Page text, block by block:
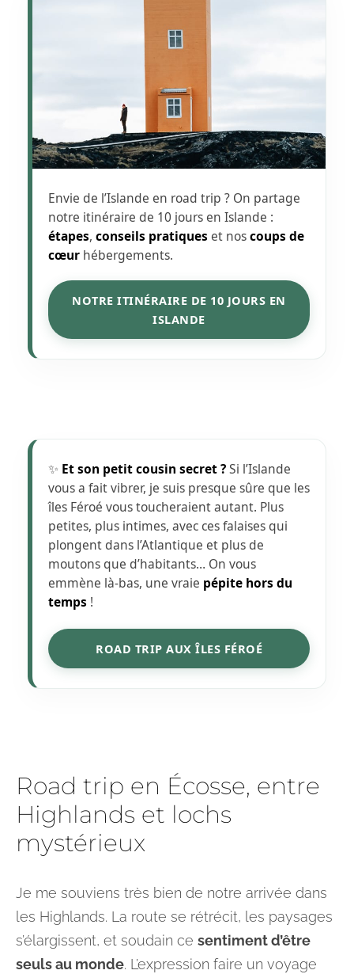
Envie de l’Islande en road trip ? On partage
notre itinéraire de 10 jours en Islande :
étapes, conseils pratiques et noscoups de
cœur hébergements.
NOTRE ITINÉRAIRE DE 10 JOURS EN
ISLANDE
✨ Et son petit cousin secret ?Si l’Islande
vous a fait vibrer, je suis presque sûre que les
îles Féroé vous toucheraient autant. Plus
petites, plus intimes, avec ces falaises qui
plongent dans l’Atlantique et plus de
moutons que d’habitants… On vous
emmène là-bas, une vraie pépite hors du
temps !
ROAD TRIP AUX ÎLES FÉROÉ
Road trip en Écosse, entre
Highlands et lochs
mystérieux
Je me souviens très bien de notre arrivée dans
les Highlands. La route se rétrécit, les paysages
s’élargissent, et soudain ce sentiment d’être
seuls au monde. L’expression faire un voyage